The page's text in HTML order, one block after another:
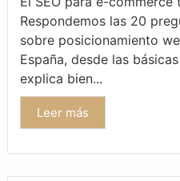
Respondemos las 20
sobre posicionamiento
España, desde las
explica bien...
Leer más